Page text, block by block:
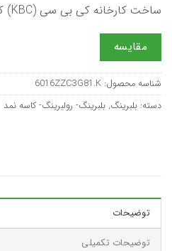
ساخت کارخانه کی بی سی (KBC) کره جنوبی
مقایسه
شناسه محصول: 6016ZZC3G81.K
دسته: بلبرینگ, بلبرینگ- رولبرینگ- کاسه نمد
توضیحات
توضیحات تکمیلی